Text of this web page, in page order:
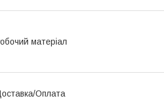
матеріал
Оплата